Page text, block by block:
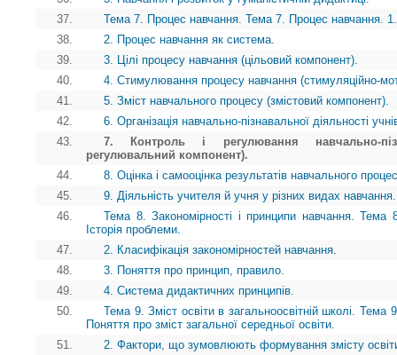
37.
Тема 7. Процес навчання. Тема 7. Процес навчання.
38.
2. Процес навчання як система.
39.
3. Цілі процесу навчання (цільовий компонент).
40.
4. Стимулювання процесу навчання (стимуляційно-
41.
5. Зміст навчального процесу (змістовий компонент).
42.
6. Організація навчально-пізнавальної діяльності
43.
7. Контроль і регулювання навчально-
регулювальний компонент).
44.
8. Оцінка і самооцінка результатів навчального
45.
9. Діяльність учителя й учня у різних видах навчання.
46.
Тема 8. Закономірності і принципи навчання. Тема
Історія проблеми.
47.
2. Класифікація закономірностей навчання.
48.
3. Поняття про принцип, правило.
49.
4. Система дидактичних принципів.
50.
Тема 9. Зміст освіти в загальноосвітній школі. Тема
Поняття про зміст загальної середньої освіти.
51.
2. Фактори, що зумовлюють формування змісту